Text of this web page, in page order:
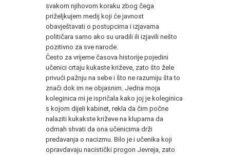
svakom njihovom koraku zbog čega
priželjkujem medij koji će javnost
obavještavati o postupcima i izjavama
političara samo ako su uradili ili izjavili nešto
pozitivno za sve narode.
Često za vrijeme časova historije pojedini
učenici crtaju kukaste križeve, zato što žele
privući pažnju na sebe i što ne razumiju šta to
znači dok im ne objasnim. Jedna moja
koleginica mi je ispričala kako joj je koleginica
s kojom dijeli kabinet, rekla da čim počne
nalaziti kukakste križeve na klupama da
odmah shvati da ona učenicima drži
predavanja o nacizmu. Bilo je i učenika koji
opravdavaju nacistički progon Jevreja, zato